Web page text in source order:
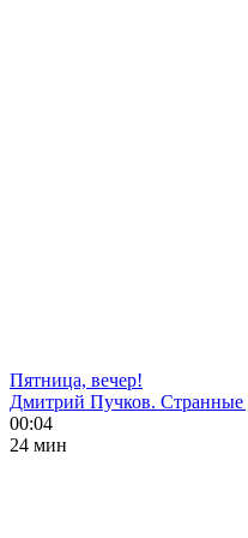
Пятница, вечер!
Дмитрий Пучков. Странные
00:04
24 мин